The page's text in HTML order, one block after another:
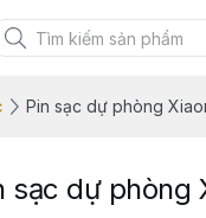
Pin sạc dự phòng
sạc dự phòng